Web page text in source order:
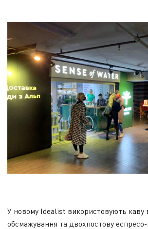
У новому Idealist використовують каву
обсмажування та двохпостову